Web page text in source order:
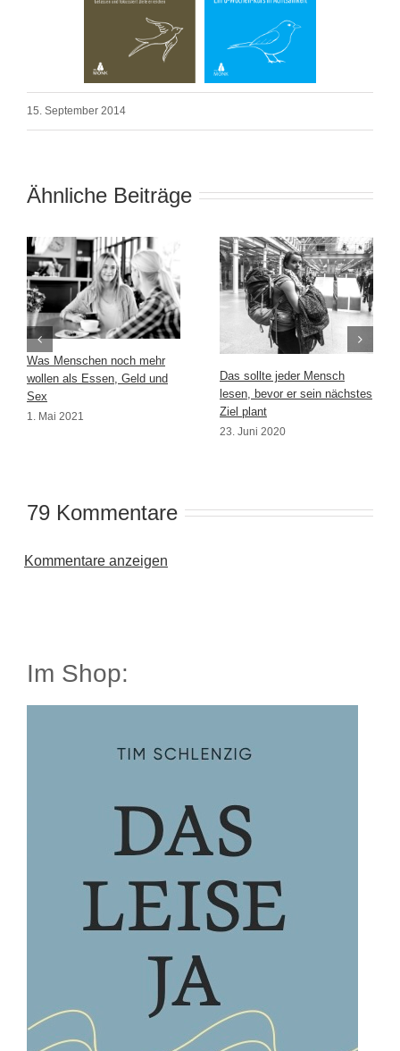
15. September 2014
Ähnliche Beiträge
Was Menschen noch mehr
wollen als Essen, Geld und
Sex
1. Mai 2021
Das sollte jeder Mensch
lesen, bevor er sein nächstes
Ziel plant
23. Juni 2020
79 Kommentare
Kommentare anzeigen
Im Shop: